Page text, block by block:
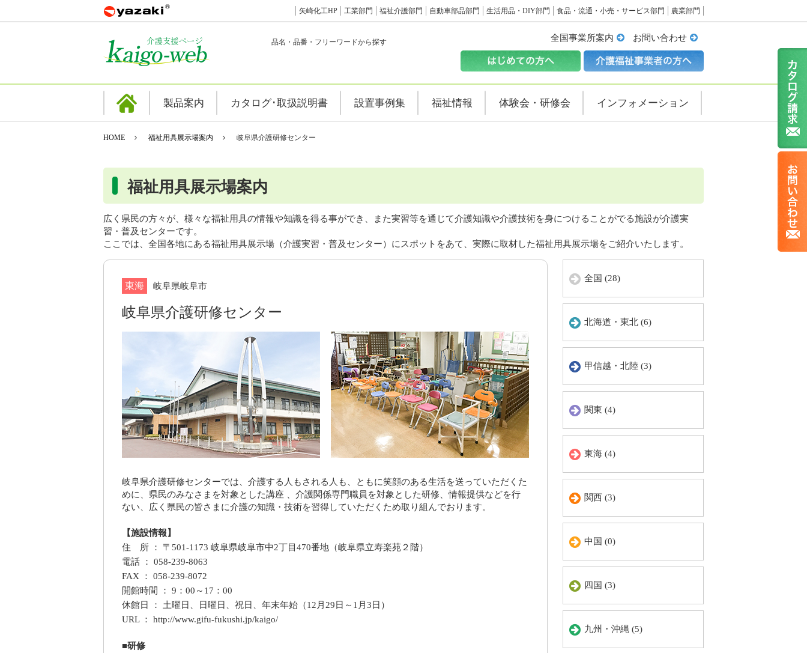
矢崎化工HP 工業部門 福祉介護部門 自動車部品部門 生活用品・DIY部門 食品・流通・小売・サービス部門 農業部門
品名・品番・フリーワードから探す 全国事業所案内 お問い合わせ
製品案内 カタログ･取扱説明書 設置事例集 福祉情報 体験会・研修会 インフォメーション
HOME 福祉用具展示場案内 岐阜県介護研修センター
福祉用具展示場案内
広く県民の方々が、様々な福祉用具の情報や知識を得る事ができ、また実習等を通じて介護知識や介護技術を身につけることがでる施設が介護実
習・普及センターです。
ここでは、全国各地にある福祉用具展示場（介護実習・普及センター）にスポットをあて、実際に取材した福祉用具展示場をご紹介いたします。
東海 岐阜県岐阜市
岐阜県介護研修センター
岐阜県介護研修センターでは、介護する人もされる人も、ともに笑顔のある生活を送っていただくた
めに、県民のみなさまを対象とした講座 、介護関係専門職員を対象とした研修、情報提供などを行
ない、広く県民の皆さまに介護の知識・技術を習得していただくため取り組んでおります。
【施設情報】
住 所 ： 〒501-1173 岐阜県岐阜市中2丁目470番地（岐阜県立寿楽苑２階）
電話 ： 058-239-8063
FAX ： 058-239-8072
開館時間 ： 9：00～17：00
休館日 ： 土曜日、日曜日、祝日、年末年始（12月29日～1月3日）
URL ： http://www.gifu-fukushi.jp/kaigo/
■研修
全国 (28)
北海道・東北 (6)
甲信越・北陸 (3)
関東 (4)
東海 (4)
関西 (3)
中国 (0)
四国 (3)
九州・沖縄 (5)